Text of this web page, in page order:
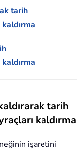
tarih
kaldırma
kaldırma
tarih
kaldırma
işaretini